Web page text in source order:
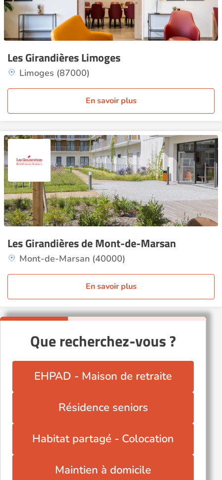
Les Girandières Limoges
Limoges (87000)
En savoir plus
Les Girandières de Mont-de-Marsan
Mont-de-Marsan (40000)
En savoir plus
Que recherchez-vous ?
EHPAD - Maison de retraite
Résidence seniors
Habitat partagé - Colocation
Maintien à domicile